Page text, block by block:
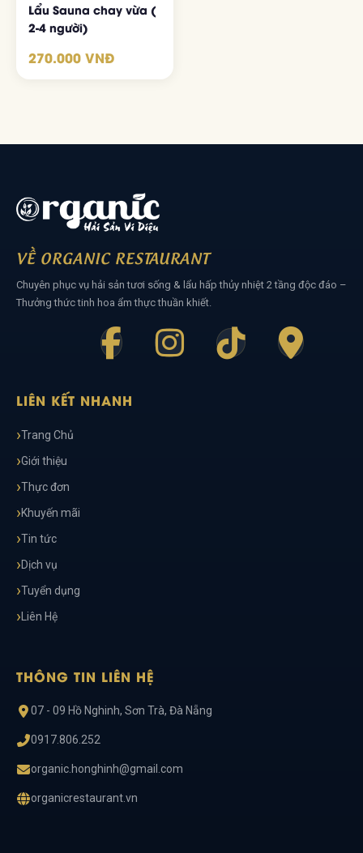
Lẩu Sauna chay vừa (
2-4 người)
270.000 VNĐ
VỀ ORGANIC RESTAURANT
Chuyên phục vụ hải sản tươi sống & lẩu hấp thủy nhiệt 2 tầng độc đáo –
Thưởng thức tinh hoa ẩm thực thuần khiết.
LIÊN KẾT NHANH
Trang Chủ
Giới thiệu
Thực đơn
Khuyến mãi
Tin tức
Dịch vụ
Tuyển dụng
Liên Hệ
THÔNG TIN LIÊN HỆ
07 - 09 Hồ Nghinh, Sơn Trà, Đà Nẵng
0917.806.252
organic.honghinh@gmail.com
organicrestaurant.vn